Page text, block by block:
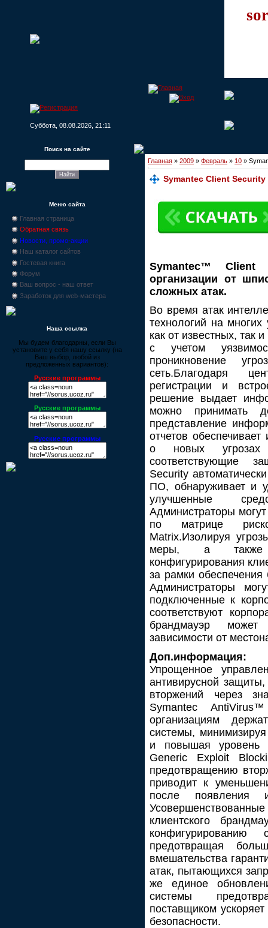
Суббота, 08.08.2026, 21:11
Поиск на сайте
Меню сайта
Главная страница
Обратная связь
Новости, промо-акции
Наш каталог сайтов
Гостевая книга
Форум
Ваш вопрос - наш ответ
Заработок для web-мастера
Наша ссылка
Мы будем благодарны, если Вы
установите у себя нашу ссылку (на
Ваш выбор, любой из
предложенных вариантов):
Русские программы
Русские программы
Русские программы
Главная » 2009 » Февраль » 10 »
Symantec Client Security
Symantec™ Client
организации от
сложных атак.
Во время атак
технологий на многих
как от известных, так
с учетом
проникновение
сеть.Благодаря
регистрации и
решение выдает
можно принимать
представление
отчетов
о новых
соответствующие
Security
ПО, обнаруживает и
улучшенные
Администраторы
по матрице
Matrix.Изолируя
меры, а также
конфигурирования
за рамки обеспечения
Администраторы
подключенные к
соответствуют
брандмауэр
зависимости от
Доп.информация:
Упрощенное
антивирусной
вторжений через
Symantec
организациям
системы,
и повышая уровень
Generic Exploit
предотвращению
приводит к
после появления
клиентского
предотвращая
вмешательства
атак, пытающихся
же единое
системы
поставщиком
безопасности.